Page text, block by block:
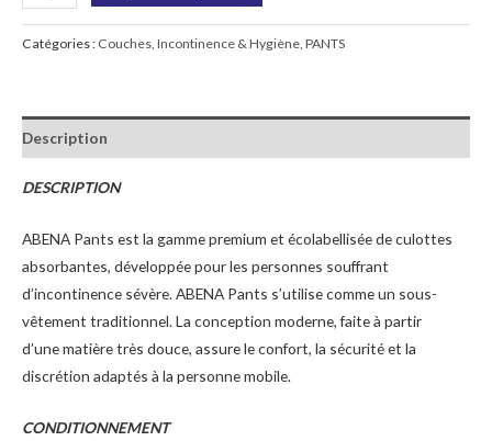
Catégories : Couches, Incontinence & Hygiène, PANTS
Description
DESCRIPTION
ABENA Pants est la gamme premium et écolabellisée de culottes
absorbantes, développée pour les personnes souffrant
d’incontinence sévère. ABENA Pants s’utilise comme un sous-
vêtement traditionnel. La conception moderne, faite à partir
d’une matière très douce, assure le confort, la sécurité et la
discrétion adaptés à la personne mobile.
CONDITIONNEMENT